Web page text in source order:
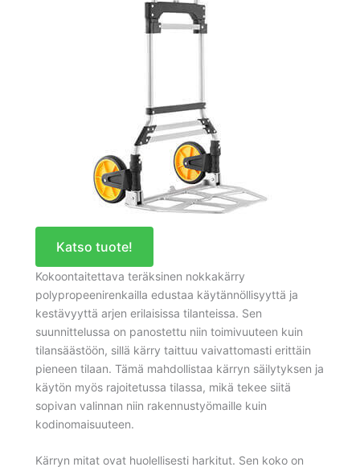
Katso tuote!
Kokoontaitettava teräksinen nokkakärry
polypropeenirenkailla edustaa käytännöllisyyttä ja
kestävyyttä arjen erilaisissa tilanteissa. Sen
suunnittelussa on panostettu niin toimivuuteen kuin
tilansäästöön, sillä kärry taittuu vaivattomasti erittäin
pieneen tilaan. Tämä mahdollistaa kärryn säilytyksen ja
käytön myös rajoitetussa tilassa, mikä tekee siitä
sopivan valinnan niin rakennustyömaille kuin
kodinomaisuuteen.
Kärryn mitat ovat huolellisesti harkitut. Sen koko on